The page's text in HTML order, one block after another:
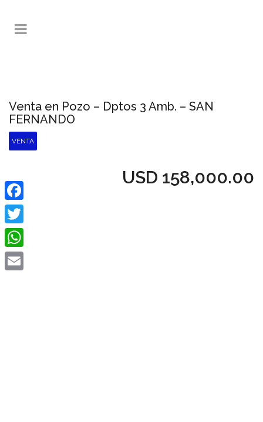
Venta en Pozo – Dptos 3 Amb. – SAN
FERNANDO
VENTA
USD 158,000.00
Facebook
Twitter
WhatsApp